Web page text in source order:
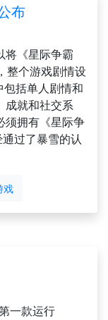
布
将《星际争霸
整个游戏剧情设
包括单人剧情和
成就和社交系
须拥有《星际争
过了暴雪的认
戏
一款运行